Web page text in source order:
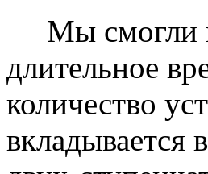
Мы смогли
длительное
количество
вкладывается